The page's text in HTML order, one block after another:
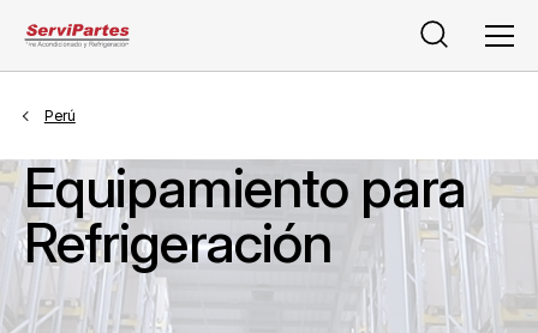
Buscar
Perú
Equipamiento para
Refrigeración